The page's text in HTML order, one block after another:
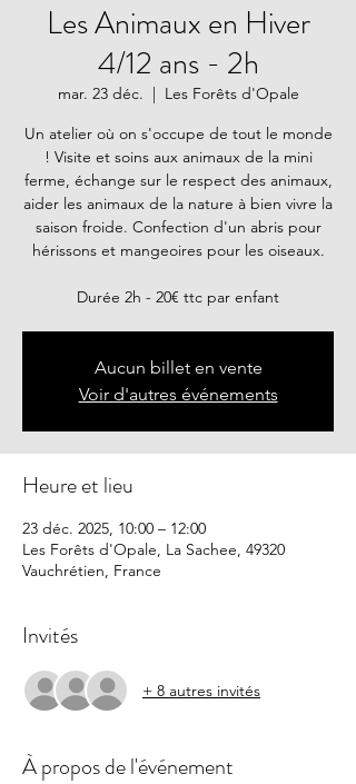
Les Animaux en Hiver
4/12 ans - 2h
mar. 23 déc.
  |
Les Forêts d'Opale
Un atelier où on s'occupe de tout le monde
! Visite et soins aux animaux de la mini
ferme, échange sur le respect des animaux,
aider les animaux de la nature à bien vivre la
saison froide. Confection d'un abris pour
hérissons et mangeoires pour les oiseaux.
Durée 2h - 20€ ttc par enfant
Aucun billet en vente
Voir d'autres événements
Heure et lieu
23 déc. 2025, 10:00 – 12:00
Les Forêts d'Opale, La Sachee, 49320
Vauchrétien, France
Invités
+ 8 autres invités
À propos de l'événement